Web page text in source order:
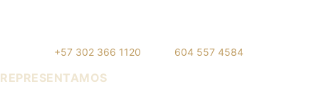
+57 302 366 1120 604 557 4584
REPRESENTAMOS